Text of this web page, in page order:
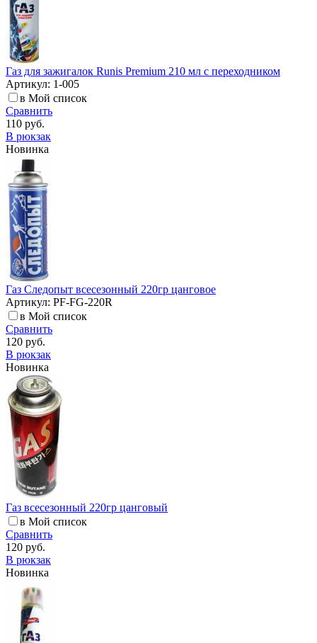
Газ для зажигалок Runis Premium 210 мл с переходником
Артикул: 1-005
в Мой список
Сравнить
110 руб.
В рюкзак
Новинка
Газ Следопыт всеcезонный 220гр цанговое
Артикул: PF-FG-220R
в Мой список
Сравнить
120 руб.
В рюкзак
Новинка
Газ всесезонный 220гр цанговый
в Мой список
Сравнить
120 руб.
В рюкзак
Новинка